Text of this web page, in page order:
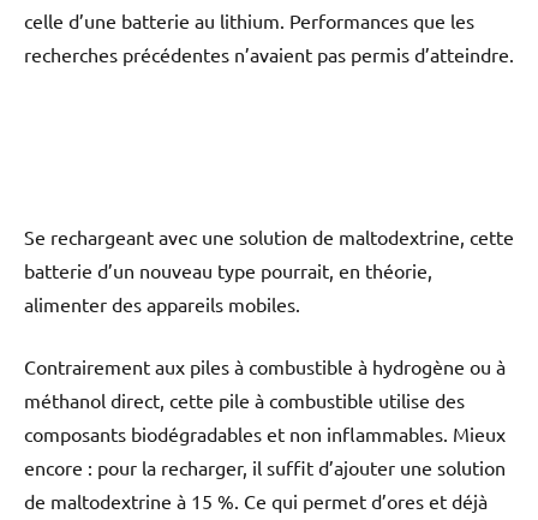
celle d’une batterie au lithium. Performances que les
recherches précédentes n’avaient pas permis d’atteindre.
Se rechargeant avec une solution de maltodextrine, cette
batterie d’un nouveau type pourrait, en théorie,
alimenter des appareils mobiles.
Contrairement aux piles à combustible à hydrogène ou à
méthanol direct, cette pile à combustible utilise des
composants biodégradables et non inflammables. Mieux
encore : pour la recharger, il suffit d’ajouter une solution
de maltodextrine à 15 %. Ce qui permet d’ores et déjà